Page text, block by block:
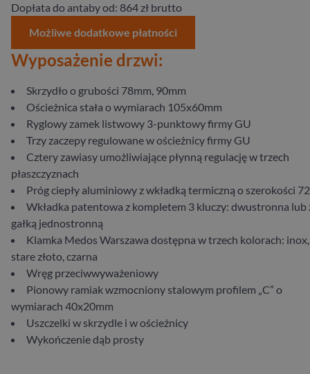
Dopłata do antaby od: 864 zł brutto
Możliwe dodatkowe płatności
Wyposażenie drzwi:
Skrzydło ​o ​grubości​ 78​mm, 90mm
Ościeżnica ​stała ​o ​wymiarach​ 105​x​60​mm
​Ryglowy zamek listwowy 3-punktowy firmy GU
Trzy ​zaczepy ​regulowane ​w ​ościeżnicy ​firmy​ GU
Cztery ​zawiasy​ umożliwiające ​płynną ​regulację ​w ​trzech ​
płaszczyznach​
Próg ​ciepły ​aluminiowy​ z​ wkładką ​termiczną ​o ​szerokości
Wkładka ​patentowa ​z ​kompletem ​3 ​kluczy: ​dwustronna ​lub​​
gałką ​jednostronną​
Klamka Medos Warszawa dostępna w trzech kolorach: inox,
stare złoto, czarna
Wręg ​przeciwwyważeniowy
Pionowy ​ramiak ​wzmocniony​ stalowym ​profilem ​„C” ​o ​
wymiarach ​40​x​20​mm
Uszczelki ​w ​skrzydle​ i ​w ​ościeżnicy​
Wykończenie​ dąb ​prosty